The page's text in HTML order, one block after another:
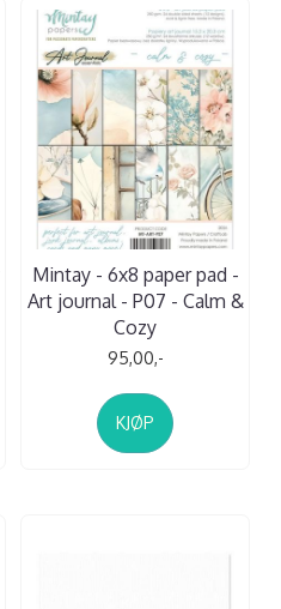
Mintay - 6x8 paper pad -
Art journal - P07 - Calm &
Cozy
95,00,-
KJØP